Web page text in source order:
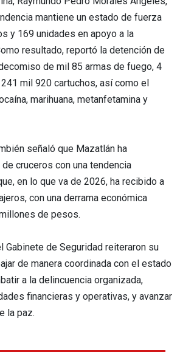
mantiene un estado de fuerza
y 169 unidades en apoyo a la
resultado, reportó la detención de
de mil 85 armas de fuego, 4
mil 920 cartuchos, así como el
marihuana, metanfetamina y
señaló que Mazatlán ha
cruceros con una tendencia
en lo que va de 2026, ha recibido a
con una derrama económica
de pesos.
Gabinete de Seguridad reiteraron su
de manera coordinada con el estado
a la delincuencia organizada,
financieras y operativas, y avanzar
la paz.